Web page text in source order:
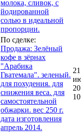
молока, сливок, с
йодированной
солью в идеальной
пропорции.
По сделке:
Продажа: Зелёный
кофе в зёрнах
"Арабика
Гватемала". зеленый.
для похудения. для
снижения веса. для
самостоятельной
обжарки. вес 250 г.
дата изготовления
апрель 2014.
21